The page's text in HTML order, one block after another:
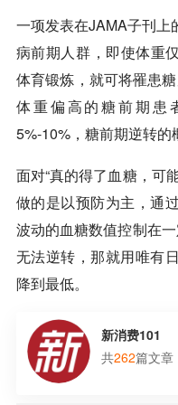
一项发表在JAMA子刊上
病前期人群，即使体重
体育锻炼，就可将罹患
体重偏高的糖前期患
5%-10%，糖前期逆转的
面对“真的得了血糖，可
做的是以预防为主，通
波动的血糖数值控制在
无法逆转，那就用唯有
降到最低。
新消费101
共262篇文章